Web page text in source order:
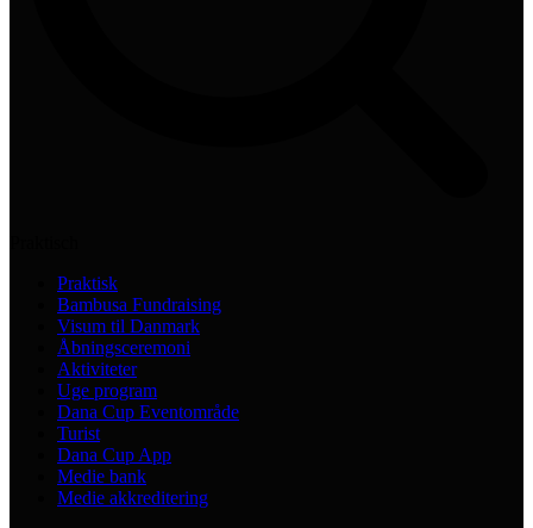
Praktisk
Bambusa Fundraising
Visum til Danmark
Åbningsceremoni
Aktiviteter
Uge program
Dana Cup Eventområde
Turist
Dana Cup App
Medie bank
Medie akkreditering